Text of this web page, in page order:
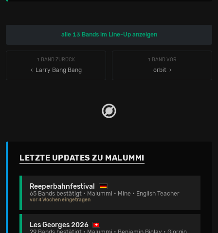
alle 13 Bands im Line-Up anzeigen
1 BAND ZURÜCK
‹ Larry Bang Bang
1 BAND VOR
orbit
LETZTE UPDATES ZU MALUMMI
Reeperbahnfestival
65 Bands bestätigt • Malummi • Mine • English Teacher
vor 4 Wochen eingetragen
Les Georges 2026